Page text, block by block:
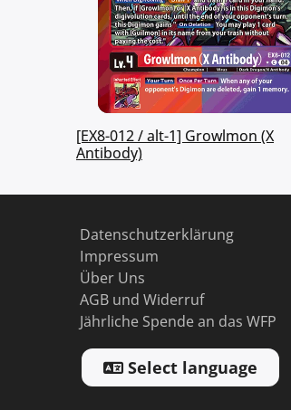
[EX8-012 / alt-1] Growlmon (X
Antibody)
Datenschutzerklärung
Impressum
Über Uns
AGB und Widerruf
Jährliche Spende an das WFP
Select language